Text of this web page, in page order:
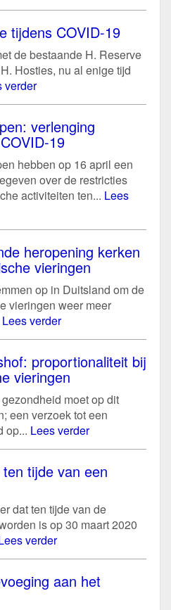
tijdens COVID-19
de bestaande H. Reserve
Hosties, nu al enige tijd
verder
verlenging
19
hebben op 16 april een
over de restricties
activiteiten ten... Lees
heropening kerken
vieringen
op in Duitsland om de
vieringen weer meer
Lees verder
proportionaliteit bij
vieringen
moet op dit
een verzoek tot een
op... Lees verder
tijde van een
dat ten tijde van de
is op 30 maart 2020
verder
aan het